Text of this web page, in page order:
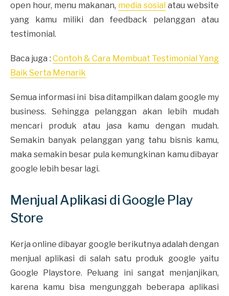
open hour, menu makanan, media sosial atau website
yang kamu miliki dan feedback pelanggan atau
testimonial.
Baca juga : Contoh & Cara Membuat Testimonial Yang
Baik Serta Menarik
Semua informasi ini bisa ditampilkan dalam google my
business. Sehingga pelanggan akan lebih mudah
mencari produk atau jasa kamu dengan mudah.
Semakin banyak pelanggan yang tahu bisnis kamu,
maka semakin besar pula kemungkinan kamu dibayar
google lebih besar lagi.
Menjual Aplikasi di Google Play
Store
Kerja online dibayar google berikutnya adalah dengan
menjual aplikasi di salah satu produk google yaitu
Google Playstore. Peluang ini sangat menjanjikan,
karena kamu bisa mengunggah beberapa aplikasi